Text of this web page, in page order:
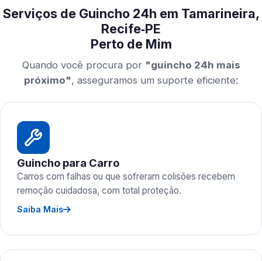
Serviços de Guincho 24h em Tamarineira,
Recife‑PE
Perto de Mim
Quando você procura por "guincho 24h mais
próximo", asseguramos um suporte eficiente:
Guincho para Carro
Carros com falhas ou que sofreram colisões recebem
remoção cuidadosa, com total proteção.
Saiba Mais